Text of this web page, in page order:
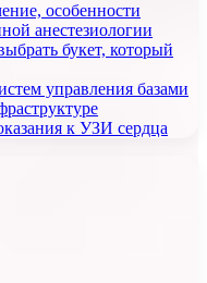
особенности
анестезиологии
букет, который
управления базами
к УЗИ сердца